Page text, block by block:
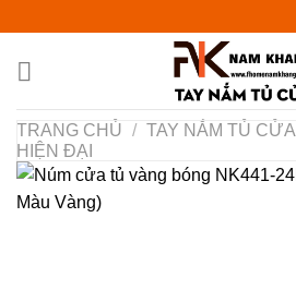
nội
TRANG CHỦ / TAY NẮM TỦ CỬA
HIỆN ĐẠI